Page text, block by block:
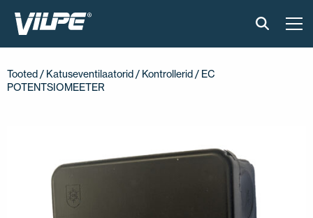
AKTUAALNE
VÕTA MEIEGA ÜHENDUST
Tooted / Katuseventilaatorid / Kontrollerid / EC
POTENTSIOMEETER